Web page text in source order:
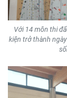
CHUYÊN ĐỀ
CÁC CHUYÊN
VỀ BÁO NHÂN
THỜI NAY
Với 14 môn thi
kiện trở thành